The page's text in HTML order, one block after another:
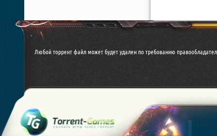
Любой торрент файл может будет удален по требованию